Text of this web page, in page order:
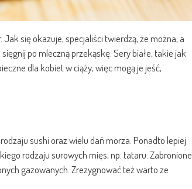
Jak się okazuje, specjaliści twierdzą, że można, a
po mleczną przekąskę. Sery białe, takie jak
dla kobiet w ciąży, więc mogą je jeść,
sushi oraz wielu dań morza. Ponadto lepiej
rodzaju surowych mięs, np. tataru. Zabronione
gazowanych. Zrezygnować też warto ze